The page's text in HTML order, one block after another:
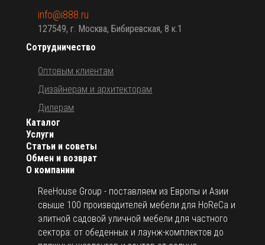
скольжения.
Выдерживает высокие скорости ветра.
Тент можно отрегулировать в соответствии с
В стоимость, указанную на сайте, входит:
Тент из ткани Solidum: natural (натуральный); canvas
(бежевый); taupe (серо-коричневый); grey (серый). Также
можно заказать купол из ткани Sunbrella. Размер
упаковки тента: 450х550х160 мм; вес: 2.23-5.26 кг.
Веревки Ø6 мм.
Чехол.
Отдельно можно приобрести:
Опору из алюминия высотой 2600 мм или 3000 мм для
установки максимум 2 тентов и аксессуары к ней.
Крепления с наклоном: круглое крепление 80° для
О компании
ReeHouse Group - поставляем из Европы и Азии
свыше 100 производителей мебели для HoReCa и
элитной садовой уличной мебели для частного
сектора: от обеденных и лаунж-комплектов до
Каталог
Услуги
Статьи и советы
Обмен и возврат
Сотрудничество
Оптовым клиентам
Дизайнерам и архитекторам
Дилерам
info@i888.ru
127549, г. Москва, Бибиревская, 8 к.1